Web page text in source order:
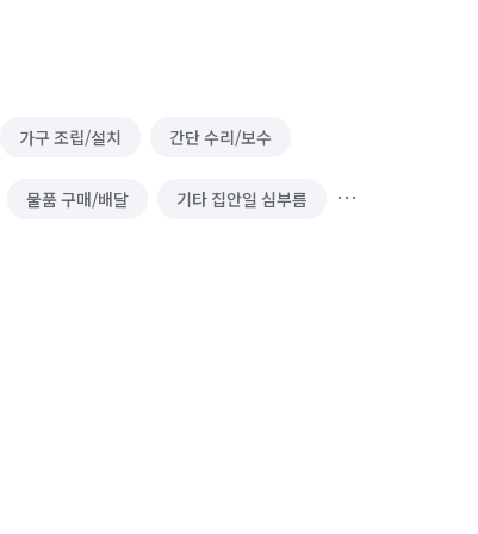
가구 조립/설치 간단 수리/보수
물품 구매/배달 기타 집안일 심부름